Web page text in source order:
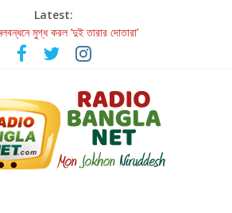
Latest:
মুগ্ধ করল ‘দুই তারার দোতারা’
গান শোনার বিবর্তনের গল্প
মঞ্চে এবার রথযাত্রার উদযাপন
Provoking Short Film That Challenges
Justice
তাই’